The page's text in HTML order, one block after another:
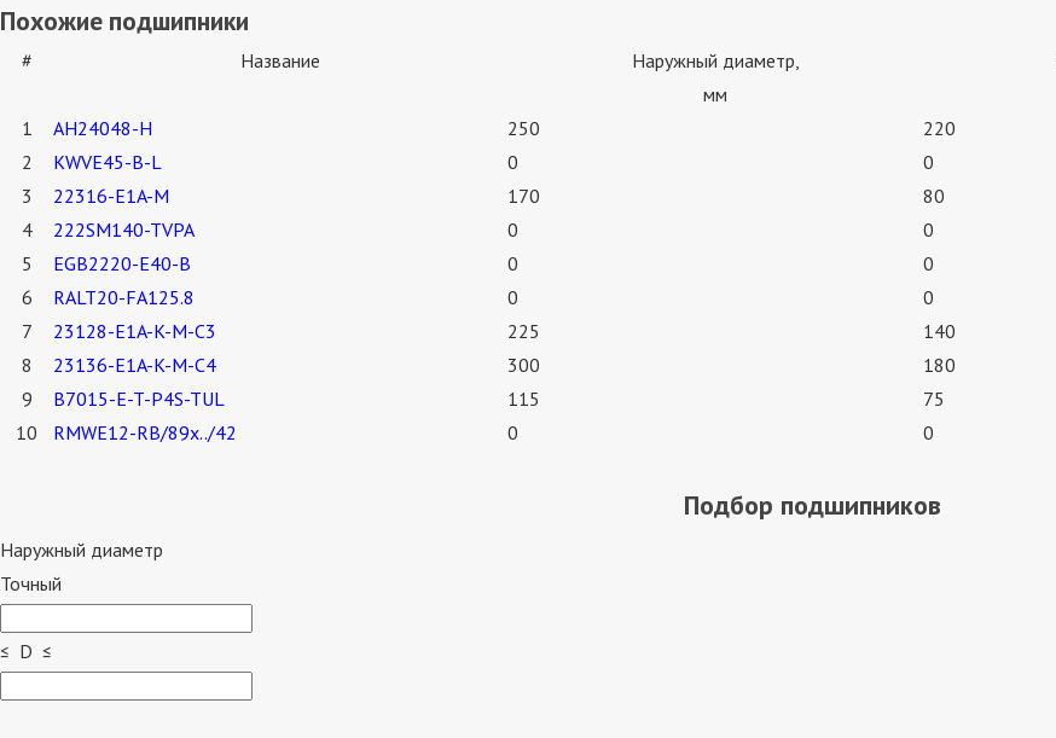
Похожие подшипники
# Название
Наружный диаметр,
мм
1
AH24048-H 250 220
2
KWVE45-B-L 0 0
3
22316-E1A-M 170 80
4
222SM140-TVPA 0 0
5
EGB2220-E40-B 0 0
6
RALT20-FA125.8 0 0
7
23128-E1A-K-M-C3 225 140
8
23136-E1A-K-M-C4 300 180
9
B7015-E-T-P4S-TUL 115 75
10
RMWE12-RB/89x../42 0 0
Подбор подшипников
Наружный диаметр
Точный
≤ D ≤